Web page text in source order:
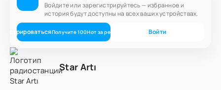
Войдите или зарегистрируйтесь — избранное и
история будут доступны на всех ваших устройствах.
Получите100Нот за регистрацию Войти
Star Artı